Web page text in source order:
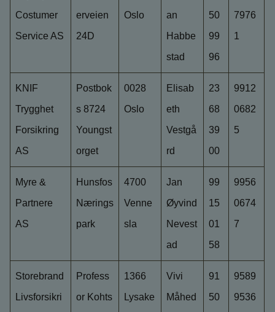
Costumer
Service AS
erveien
24D
Oslo
an
Habbe
stad
50
99
96
7976
1
KNIF
Trygghet
Forsikring
AS
Postbok
s 8724
Youngst
orget
0028
Oslo
Elisab
eth
Vestgå
rd
23
68
39
00
9912
0682
5
Myre &
Partnere
AS
Hunsfos
Nærings
park
4700
Venne
sla
Jan
Øyvind
Nevest
ad
99
15
01
58
9956
0674
7
Storebrand
Livsforsikri
Profess
or Kohts
1366
Lysake
Vivi
Måhed
91
50
9589
9536